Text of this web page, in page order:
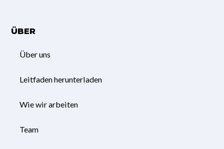
ÜBER
Über uns
Leitfaden herunterladen
Wie wir arbeiten
Team